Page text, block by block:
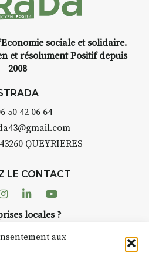
aux
INTERVIEW
ouvert une galerie à
TURLE Le Fumoir n’est
pas une galerie permanente.
organise
le village
les granges d’Auzon. Le
Fumoir est l’un de ces espaces
sociale et solidaire.
et résolument Positif depuis
2008
50 42 06 64
43260 QUEYRIERES
LE CONTACT
Instagram
LinkedinYoutube
locales ?